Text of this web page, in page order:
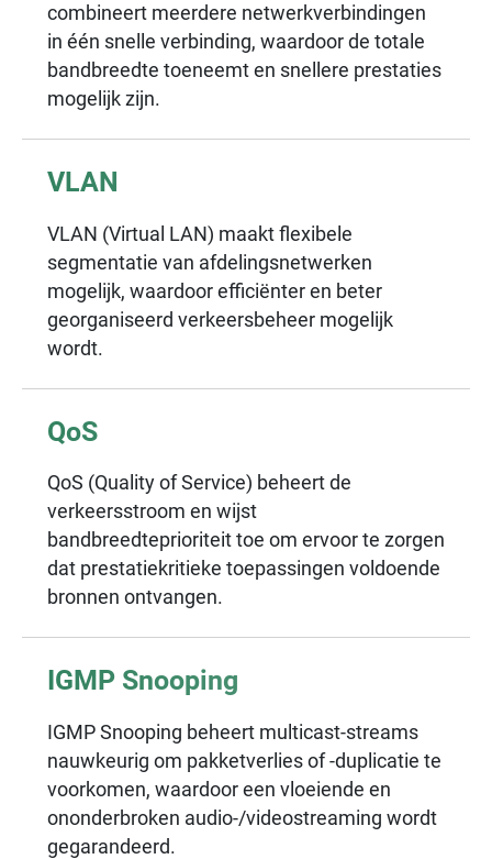
combineert meerdere netwerkverbindingen
in één snelle verbinding, waardoor de totale
bandbreedte toeneemt en snellere prestaties
mogelijk zijn.
VLAN
VLAN (Virtual LAN) maakt flexibele
segmentatie van afdelingsnetwerken
mogelijk, waardoor efficiënter en beter
georganiseerd verkeersbeheer mogelijk
wordt.
QoS
QoS (Quality of Service) beheert de
verkeersstroom en wijst
bandbreedteprioriteit toe om ervoor te zorgen
dat prestatiekritieke toepassingen voldoende
bronnen ontvangen.
IGMP Snooping
IGMP Snooping beheert multicast-streams
nauwkeurig om pakketverlies of -duplicatie te
voorkomen, waardoor een vloeiende en
ononderbroken audio-/videostreaming wordt
gegarandeerd.